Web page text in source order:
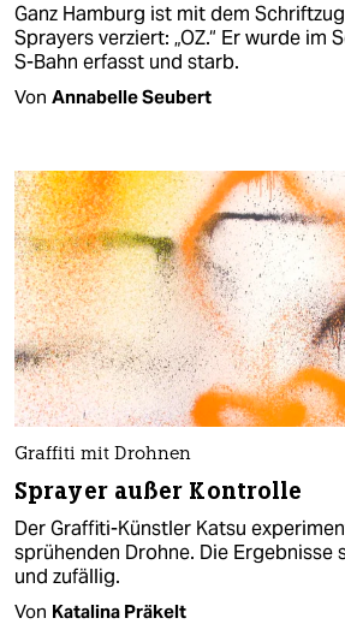
Ganz Hamburg ist mit dem
Sprayers verziert: „OZ.“ Er wurde im
S-Bahn erfasst und starb.
Von Annabelle Seubert
Graffiti mit Drohnen
Sprayer außer Kontrolle
Der Graffiti-Künstler Katsu
sprühenden Drohne. Die
und zufällig.
Von Katalina Präkelt